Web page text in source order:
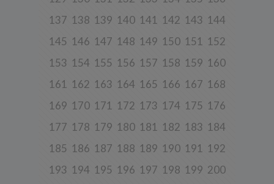
137 138 139 140 141 142 143 144
145 146 147 148 149 150 151 152
153 154 155 156 157 158 159 160
161 162 163 164 165 166 167 168
169 170 171 172 173 174 175 176
177 178 179 180 181 182 183 184
185 186 187 188 189 190 191 192
193 194 195 196 197 198 199 200
Niniejsza Polityka dotyczy przetwarzania danych osobowych,
odpowiedzialnością sp. k. z siedzibą w Warszawie, przy ul.
przedsiębiorców Krajowego Rejestru Sądowego, prowadzonego
Wydział Gospodarczy Krajowego Rejestru Sądowego za numerem
KRS 0000770248, REGON 382497533, NIP 1132992861
sposobach przetwarzania danych osobowych użytkowników.
W sprawach ochrony swoich danych osobowych możesz
skontaktować się z nami:
a) pod adresem e-mail:rodo@cleanerenergy.pl
b) pisemnie na adres siedziby Spółki.